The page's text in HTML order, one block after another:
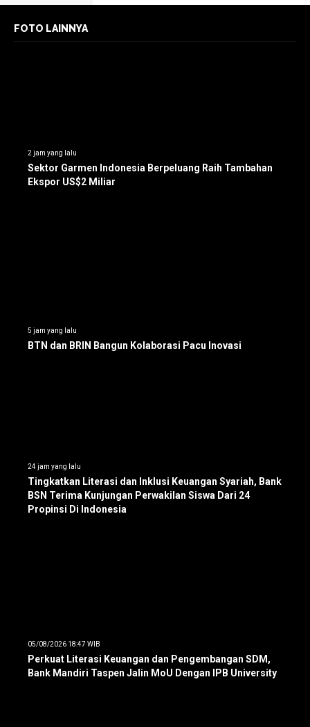
FOTO LAINNYA
2 jam yang lalu
Sektor Garmen Indonesia Berpeluang Raih Tambahan
Ekspor US$2 Miliar
5 jam yang lalu
BTN dan BRIN Bangun Kolaborasi Pacu Inovasi
24 jam yang lalu
Tingkatkan Literasi dan Inklusi Keuangan Syariah, Bank
BSN Terima Kunjungan Perwakilan Siswa Dari 24
Propinsi Di Indonesia
05/08/2026 18:47 WIB
Perkuat Literasi Keuangan dan Pengembangan SDM,
Bank Mandiri Taspen Jalin MoU Dengan IPB University